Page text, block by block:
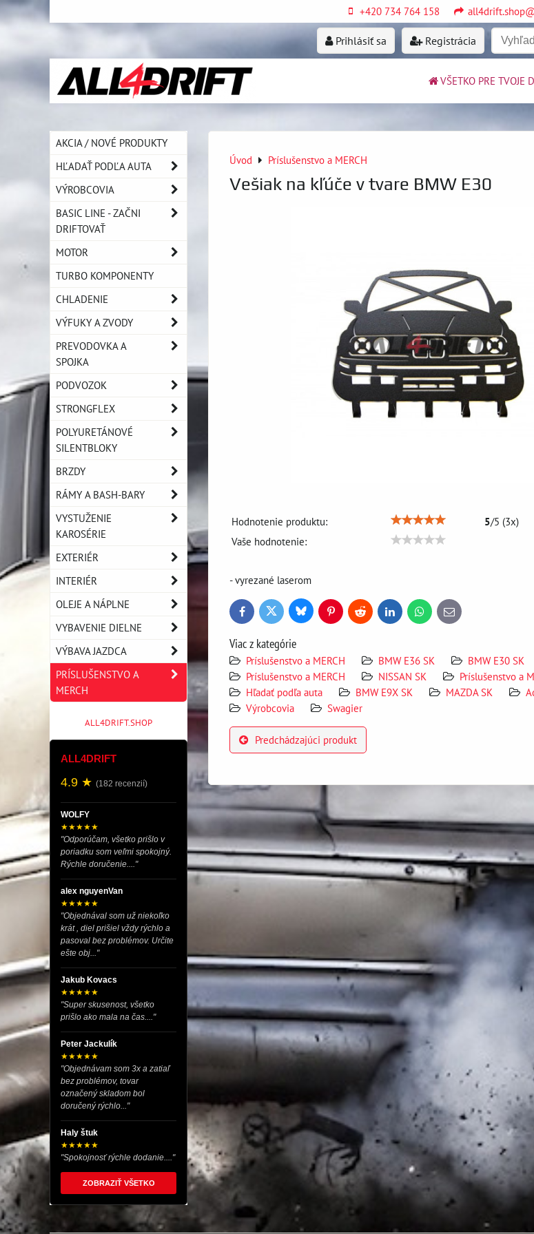
+420 734 764 158
Prihlásiť sa Registrácia
VŠETKO PRE TVOJE
Úvod Príslušenstvo a MERCH
Vešiak na kľúče v tvare BMW E30
Hodnotenie produktu: 5/5 (3x)
Vaše hodnotenie:
- vyrezané laserom
FacebookTwitter BlueskyPinterestReddit LinkedInWhatsApp
E-
mail
Viac z kategórie
Príslušenstvo a MERCH BMW E36 SK BMW E30 SK
Príslušenstvo a MERCH
NISSAN SK Príslušenstvo a
Hľadať podľa auta
BMW E9X SK MAZDA SK
Výrobcovia
Swagier
Predchádzajúci produkt
AKCIA / NOVÉ PRODUKTY
HĽADAŤ PODĽA AUTA
VÝROBCOVIA
BASIC LINE - ZAČNI
DRIFTOVAŤ
MOTOR
TURBO KOMPONENTY
CHLADENIE
VÝFUKY A ZVODY
PREVODOVKA A
SPOJKA
PODVOZOK
STRONGFLEX
POLYURETÁNOVÉ
SILENTBLOKY
BRZDY
RÁMY A BASH-BARY
VYSTUŽENIE
KAROSÉRIE
EXTERIÉR
INTERIÉR
OLEJE A NÁPLNE
VYBAVENIE DIELNE
VÝBAVA JAZDCA
PRÍSLUŠENSTVO A
MERCH
ALL4DRIFT.SHOP
ALL4DRIFT
4.9 ★ (182 recenzií)
WOLFY
★★★★★
"Odporúčam, všetko prišlo v
poriadku som veľmi spokojný.
Rýchle doručenie...."
alex nguyenVan
★★★★★
"Objednával som už niekoľko
krát , diel prišiel vždy rýchlo a
pasoval bez problémov. Určite
ešte obj..."
Jakub Kovacs
★★★★★
"Super skusenost, všetko
prišlo ako mala na čas...."
Peter Jackulík
★★★★★
"Objednávam som 3x a zatiaľ
bez problémov, tovar
označený skladom bol
doručený rýchlo..."
Haly štuk
★★★★★
"Spokojnosť rýchle dodanie...."
ZOBRAZIŤ VŠETKO